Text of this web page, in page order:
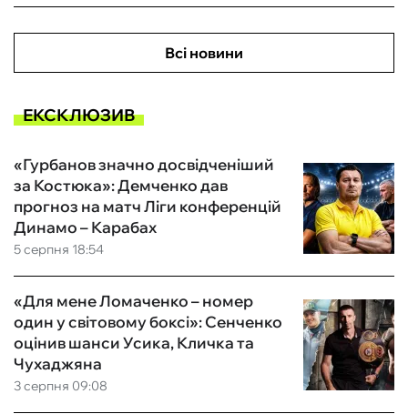
Всі новини
ЕКСКЛЮЗИВ
5 серпня 18:54
«Гурбанов значно досвідченіший
за Костюка»: Демченко дав
прогноз на матч Ліги конференцій
Динамо – Карабах
3 серпня 09:08
«Для мене Ломаченко – номер
один у світовому боксі»: Сенченко
оцінив шанси Усика, Кличка та
Чухаджяна